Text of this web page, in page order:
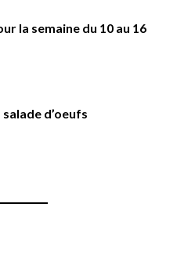
la semaine du 10 au 16
d’oeufs